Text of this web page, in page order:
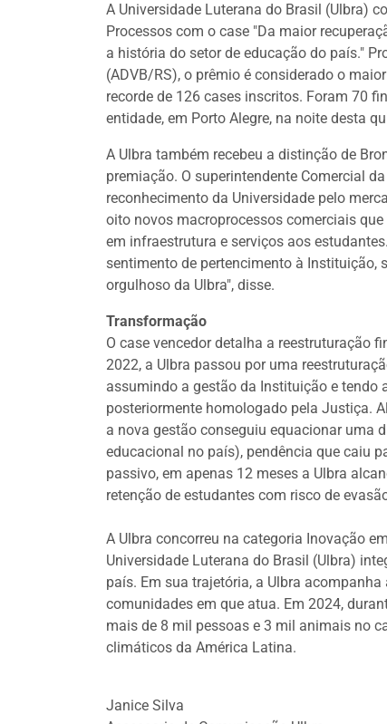
A Universidade Luterana do Brasil (Ulbra)
Processos com o case "Da maior
a história do setor de educação do país."
(ADVB/RS), o prêmio é considerado o
recorde de 126 cases inscritos. Foram 70
entidade, em Porto Alegre, na noite desta
A Ulbra também recebeu a distinção de
premiação. O superintendente Comercial
reconhecimento da Universidade pelo
oito novos macroprocessos comerciais
em infraestrutura e serviços aos
sentimento de pertencimento à Instituição,
orgulhoso da Ulbra", disse.
Transformação
O case vencedor detalha a reestruturação
2022, a Ulbra passou por uma
assumindo a gestão da Instituição e tendo
posteriormente homologado pela Justiça.
a nova gestão conseguiu equacionar uma
educacional no país), pendência que caiu
passivo, em apenas 12 meses a Ulbra
retenção de estudantes com risco de
A Ulbra concorreu na categoria Inovação
Universidade Luterana do Brasil (Ulbra)
país. Em sua trajetória, a Ulbra
comunidades em que atua. Em 2024,
mais de 8 mil pessoas e 3 mil animais no
climáticos da América Latina.
Janice Silva